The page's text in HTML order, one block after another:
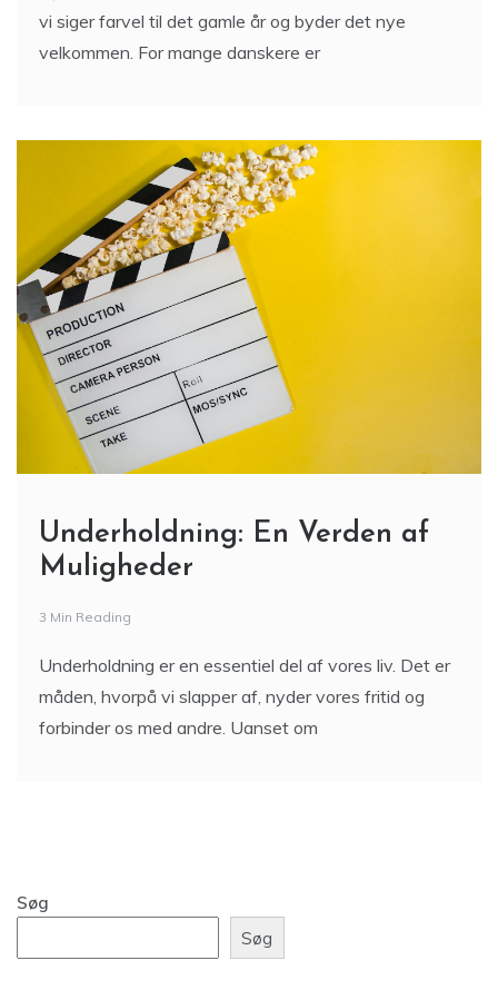
vi siger farvel til det gamle år og byder det nye
velkommen. For mange danskere er
Underholdning: En Verden af
Muligheder
3 Min Reading
Underholdning er en essentiel del af vores liv. Det er
måden, hvorpå vi slapper af, nyder vores fritid og
forbinder os med andre. Uanset om
Søg
Søg